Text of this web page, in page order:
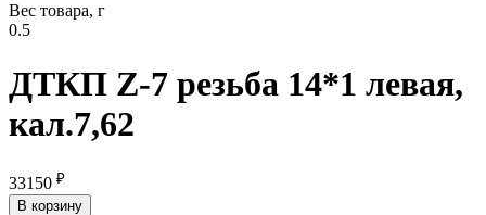
Вес товара, г
0.5
ДТКП Z-7 резьба 14*1 левая,
кал.7,62
33150 ₽
В корзину